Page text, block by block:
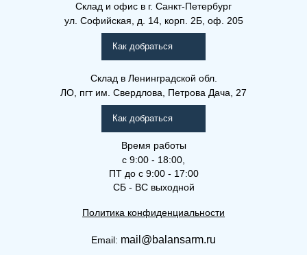
Склад и офис в г. Санкт-Петербург
ул. Софийская, д. 14, корп. 2Б, оф. 205
Как добраться
Склад в Ленинградской обл.
ЛО, пгт им. Свердлова, Петрова Дача, 27
Как добраться
Время работы
с 9:00 - 18:00,
ПТ до с 9:00 - 17:00
СБ - ВС выходной
Политика конфиденциальности
Email: mail@balansarm.ru